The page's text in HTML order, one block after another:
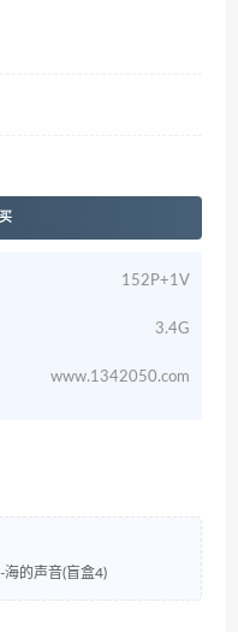
152P+1V
3.4G
www.1342050.com
的声音(盲盒4)